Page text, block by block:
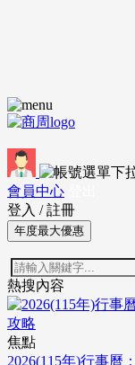
會員中心
登入 / 註冊
年度最大優惠
熱搜內容
焦點
2026(115年)行事曆